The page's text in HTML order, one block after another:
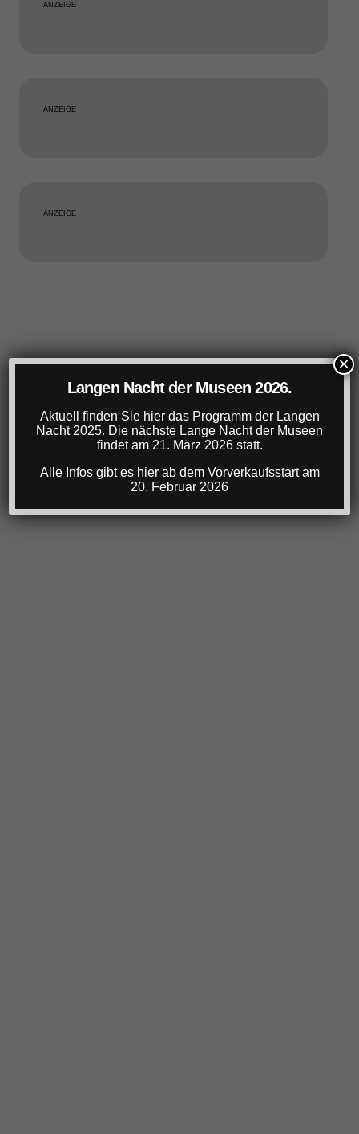
ANZEIGE
ANZEIGE
ANZEIGE
Langen Nacht der Museen 2026.
Aktuell finden Sie hier das Programm der Langen
Nacht 2025. Die nächste Lange Nacht der Museen
findet am 21. März 2026 statt.
Alle Infos gibt es hier ab dem Vorverkaufsstart am
20. Februar 2026
×